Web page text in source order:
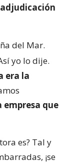
del Mar.
yo lo dije.
era la
que
es? Tal y
¡se